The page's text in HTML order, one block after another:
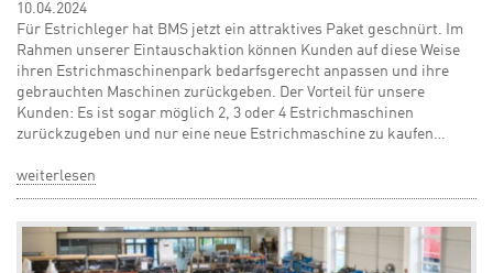
10.04.2024
Für Estrichleger hat BMS jetzt ein attraktives Paket geschnürt. Im
Rahmen unserer Eintauschaktion können Kunden auf diese Weise
ihren Estrichmaschinenpark bedarfsgerecht anpassen und ihre
gebrauchten Maschinen zurückgeben. Der Vorteil für unsere
Kunden: Es ist sogar möglich 2, 3 oder 4 Estrichmaschinen
zurückzugeben und nur eine neue Estrichmaschine zu kaufen…
weiterlesen